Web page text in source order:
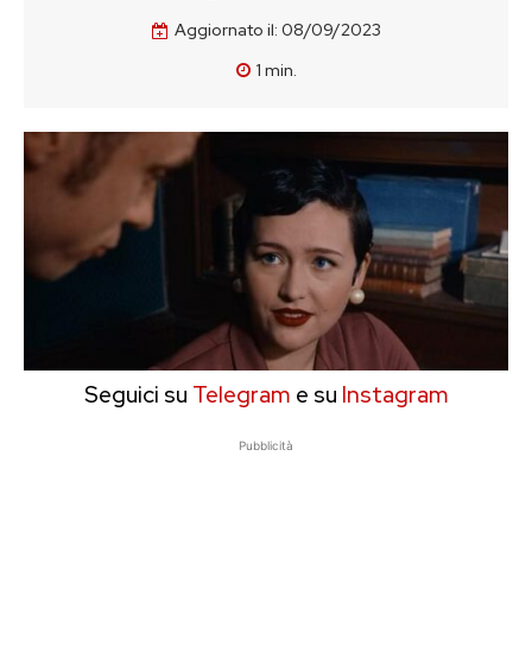
Aggiornato il: 08/09/2023
1 min.
Seguici su Telegram e su Instagram
Pubblicità